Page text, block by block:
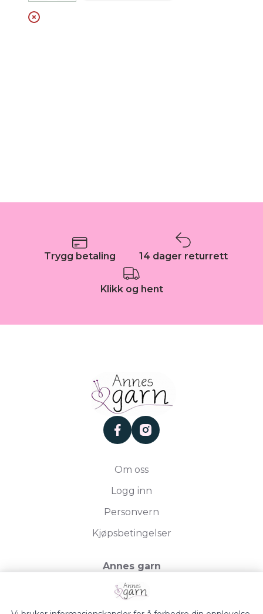
Trygg betaling 14 dager returrett
Klikk og hent
facebookinstagram
Om oss
Logg inn
Personvern
Kjøpsbetingelser
Annes garn
Storgata 19, 2750 Gran
Org.nr. 994050613